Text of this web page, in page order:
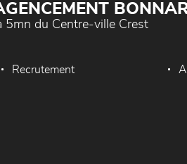
5mn du Centre-ville Crest
Recrutement